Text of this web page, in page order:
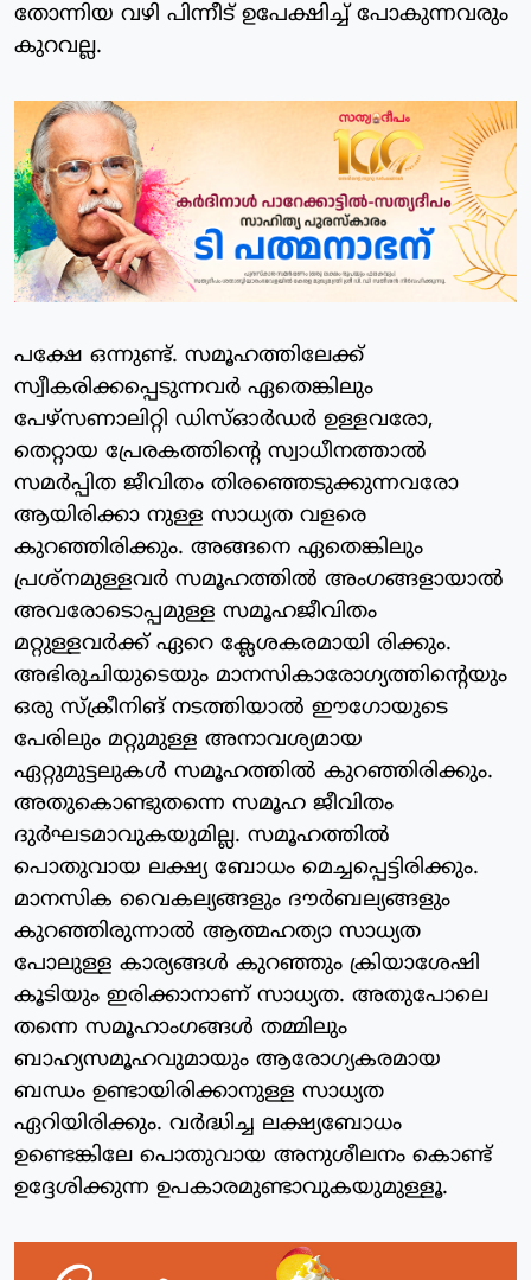
തോന്നിയ വഴി പിന്നീട് ഉപേക്ഷിച്ച് പോകുന്നവരും
കുറവല്ല.
പക്ഷേ ഒന്നുണ്ട്. സമൂഹത്തിലേക്ക്
സ്വീകരിക്കപ്പെടുന്നവർ ഏതെങ്കിലും
പേഴ്‌സണാലിറ്റി ഡിസ്ഓർഡർ ഉള്ളവരോ,
തെറ്റായ പ്രേരകത്തിന്റെ സ്വാധീനത്താൽ
സമർപ്പിത ജീവിതം തിരഞ്ഞെടുക്കുന്നവരോ
ആയിരിക്കാ നുള്ള സാധ്യത വളരെ
കുറഞ്ഞിരിക്കും. അങ്ങനെ ഏതെങ്കിലും
പ്രശ്‌നമുള്ളവർ സമൂഹത്തിൽ അംഗങ്ങളായാൽ
അവരോടൊപ്പമുള്ള സമൂഹജീവിതം
മറ്റുള്ളവർക്ക് ഏറെ ക്ലേശകരമായി രിക്കും.
അഭിരുചിയുടെയും മാനസികാരോഗ്യത്തിന്റെയും
ഒരു സ്‌ക്രീനിങ് നടത്തിയാൽ ഈഗോയുടെ
പേരിലും മറ്റുമുള്ള അനാവശ്യമായ
ഏറ്റുമുട്ടലുകൾ സമൂഹത്തിൽ കുറഞ്ഞിരിക്കും.
അതുകൊണ്ടുതന്നെ സമൂഹ ജീവിതം
ദുർഘടമാവുകയുമില്ല. സമൂഹത്തിൽ
പൊതുവായ ലക്ഷ്യ ബോധം മെച്ചപ്പെട്ടിരിക്കും.
മാനസിക വൈകല്യങ്ങളും ദൗർബല്യങ്ങളും
കുറഞ്ഞിരുന്നാൽ ആത്മഹത്യാ സാധ്യത
പോലുള്ള കാര്യങ്ങൾ കുറഞ്ഞും ക്രിയാശേഷി
കൂടിയും ഇരിക്കാനാണ് സാധ്യത. അതുപോലെ
തന്നെ സമൂഹാംഗങ്ങൾ തമ്മിലും
ബാഹ്യസമൂഹവുമായും ആരോഗ്യകരമായ
ബന്ധം ഉണ്ടായിരിക്കാനുള്ള സാധ്യത
ഏറിയിരിക്കും. വർദ്ധിച്ച ലക്ഷ്യബോധം
ഉണ്ടെങ്കിലേ പൊതുവായ അനുശീലനം കൊണ്ട്
ഉദ്ദേശിക്കുന്ന ഉപകാരമുണ്ടാവുകയുമുള്ളൂ.